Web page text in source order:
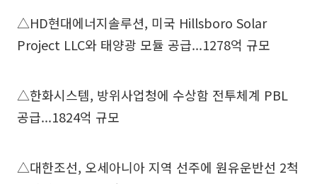
△HD현대에너지솔루션, 미국 Hillsboro Solar
Project LLC와 태양광 모듈 공급...1278억 규모
△한화시스템, 방위사업청에 수상함 전투체계 PBL
공급...1824억 규모
△대한조선, 오세아니아 지역 선주에 원유운반선 2척